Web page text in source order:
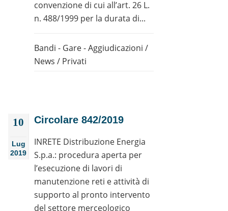
convenzione di cui all’art. 26 L.
n. 488/1999 per la durata di...
Bandi - Gare - Aggiudicazioni /
News / Privati
10
Lug
2019
Circolare 842/2019
INRETE Distribuzione Energia
S.p.a.: procedura aperta per
l’esecuzione di lavori di
manutenzione reti e attività di
supporto al pronto intervento
del settore merceologico